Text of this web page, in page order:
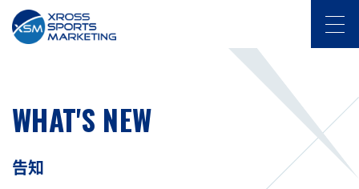
WHAT'S NEW
告知